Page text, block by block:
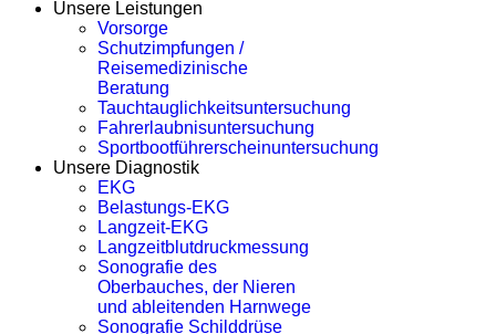
Unsere Leistungen
Vorsorge
Schutzimpfungen /
Reisemedizinische
Beratung
Tauchtauglichkeitsuntersuchung
Fahrerlaubnisuntersuchung
Sportbootführerscheinuntersuchung
Unsere Diagnostik
EKG
Belastungs-EKG
Langzeit-EKG
Langzeitblutdruckmessung
Sonografie des
Oberbauches, der Nieren
und ableitenden Harnwege
Sonografie Schilddrüse